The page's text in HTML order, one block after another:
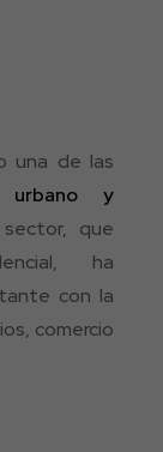
una de las
urbano y
que
ha
con la
comercio